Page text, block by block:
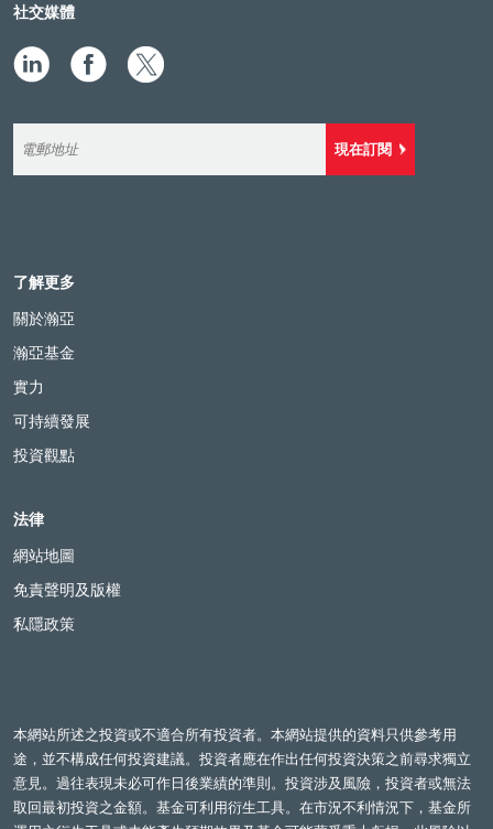
社交媒體
現在訂閱
了解更多
關於瀚亞
瀚亞基金
實力
可持續發展
投資觀點
法律
網站地圖
免責聲明及版權
私隱政策
本網站所述之投資或不適合所有投資者。本網站提供的資料只供參考用
途，並不構成任何投資建議。投資者應在作出任何投資決策之前尋求獨立
意見。過往表現未必可作日後業績的準則。投資涉及風險，投資者或無法
取回最初投資之金額。基金可利用衍生工具。在市況不利情況下，基金所